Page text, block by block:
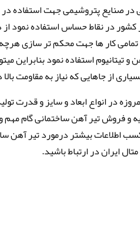
در صنایع پتروشیمی جهت استفاده
در نقاط حساس استفاده نمود
کار ها جهت محکم تر سازی هرچه
و تیتانیوم استفاده نمود
از جاهایی که نیاز به مقاومت
در انواع ابعاد و سایز و قدرت
و فروش تیر آهن ساختمانی گام
اطلاعات بیشتر درمورد تیر آهن
ایران در ارتباط باشید.